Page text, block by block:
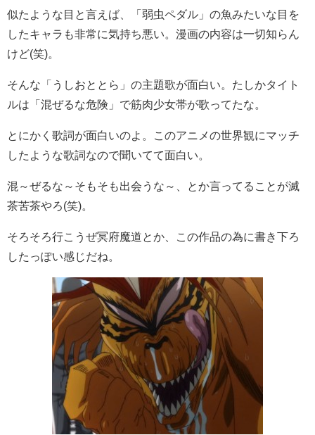
似たような目と言えば、「弱虫ペダル」の魚みたいな目を
したキャラも非常に気持ち悪い。漫画の内容は一切知らん
けど(笑)。
そんな「うしおととら」の主題歌が面白い。たしかタイト
ルは「混ぜるな危険」で筋肉少女帯が歌ってたな。
とにかく歌詞が面白いのよ。このアニメの世界観にマッチ
したような歌詞なので聞いてて面白い。
混～ぜるな～そもそも出会うな～、とか言ってることが滅
茶苦茶やろ(笑)。
そろそろ行こうぜ冥府魔道とか、この作品の為に書き下ろ
したっぽい感じだね。